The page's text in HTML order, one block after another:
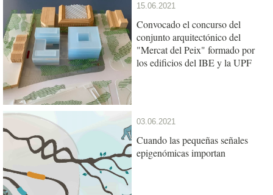
15.06.2021
Convocado el concurso del
conjunto arquitectónico del
"Mercat del Peix" formado por
los edificios del IBE y la UPF
03.06.2021
Cuando las pequeñas señales
epigenómicas importan